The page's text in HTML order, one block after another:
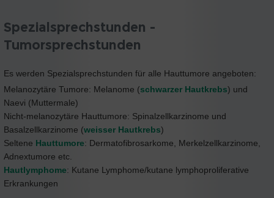
Spezialsprechstunden -
Tumorsprechstunden
Es werden Spezialsprechstunden für alle Hauttumore angeboten:
Melanozytäre Tumore: Melanome (schwarzer Hautkrebs) und
Naevi (Muttermale)
Nicht-melanozytäre Hauttumore: Spinalzellkarzinome und
Basalzellkarzinome (weisser Hautkrebs)
Seltene Hauttumore: Dermatofibrosarkome, Merkelzellkarzinome,
Adnextumore etc.
Hautlymphome: Kutane Lymphome/kutane lymphoproliferative
Erkrankungen